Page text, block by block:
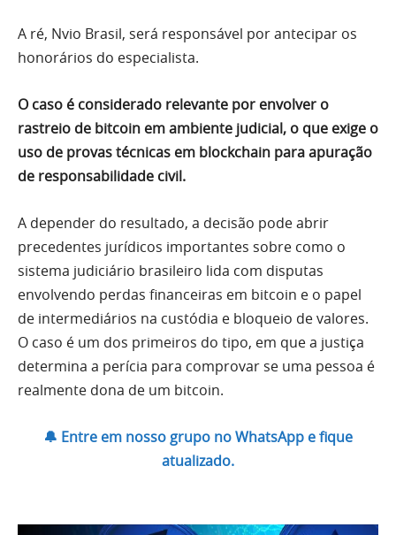
A ré, Nvio Brasil, será responsável por antecipar os
honorários do especialista.
O caso é considerado relevante por envolver o
rastreio de bitcoin em ambiente judicial, o que exige o
uso de provas técnicas em blockchain para apuração
de responsabilidade civil.
A depender do resultado, a decisão pode abrir
precedentes jurídicos importantes sobre como o
sistema judiciário brasileiro lida com disputas
envolvendo perdas financeiras em bitcoin e o papel
de intermediários na custódia e bloqueio de valores.
O caso é um dos primeiros do tipo, em que a justiça
determina a perícia para comprovar se uma pessoa é
realmente dona de um bitcoin.
🔔 Entre em nosso grupo no WhatsApp e fique
atualizado.